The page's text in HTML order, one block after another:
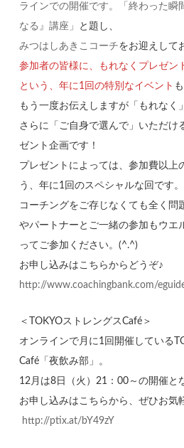
ラインでの開催です。「終わった瞬
なる』講座」
と題し、
みつはしあきこコーチをお迎えして
参加者の皆様に、もれなくプレゼン
という、年に1回の特別なイベント
もう一度お伝えしますが「もれな
さらに「ご自身で選んで」いただけ
ゼント企画です！
プレゼントによっては、参加費以上
う、年に1回のスペシャルな回です。
コーチングをご存じなくても全く
やパートナーとご一緒の参加もウ
ってご参加ください。(^.^)
お申し込みはこちらからどうぞ♪
http://www.coachingbank.com/
＜TOKYOストレングスCafé＞
オンラインで月に1回開催している
Café「夜飲み部」。
12月は8日（火）21：00～の開催と
お申し込みはこちらから、ぜひお気
http://ptix.at/bY49zY